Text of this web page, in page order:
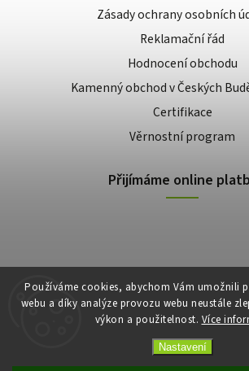
Používáme cookies, abychom Vám umožnili
webu a díky analýze provozu webu neustále
výkon a použitelnost. Více
Nastavení
Zásady ochrany osobních
Reklamační řád
Hodnocení obchodu
Kamenný obchod v Českých
Certifikace
Věrnostní program
Přijímáme online
Copyright 2026E-shop Slunečnice.
VytvořilShoptet| Design